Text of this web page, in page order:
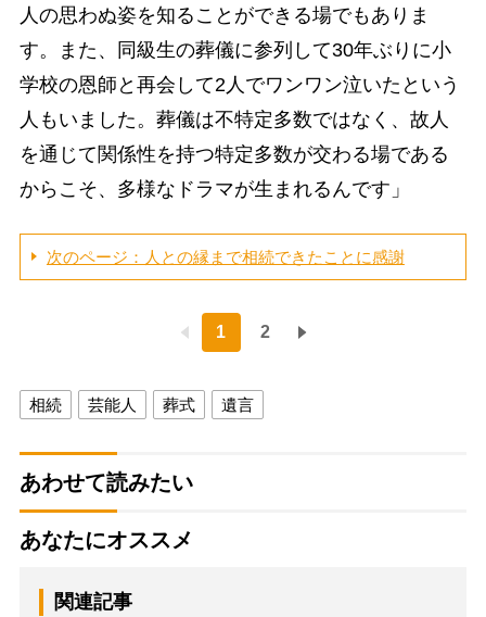
人の思わぬ姿を知ることができる場でもありま
す。また、同級生の葬儀に参列して30年ぶりに小
学校の恩師と再会して2人でワンワン泣いたという
人もいました。葬儀は不特定多数ではなく、故人
を通じて関係性を持つ特定多数が交わる場である
からこそ、多様なドラマが生まれるんです」
次のページ：人との縁まで相続できたことに感謝
1 2
相続 芸能人 葬式 遺言
あわせて読みたい
あなたにオススメ
関連記事